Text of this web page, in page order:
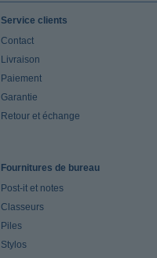
Service clients
Contact
Livraison
Paiement
Garantie
Retour et échange
Fournitures de bureau
Post-it et notes
Classeurs
Piles
Stylos